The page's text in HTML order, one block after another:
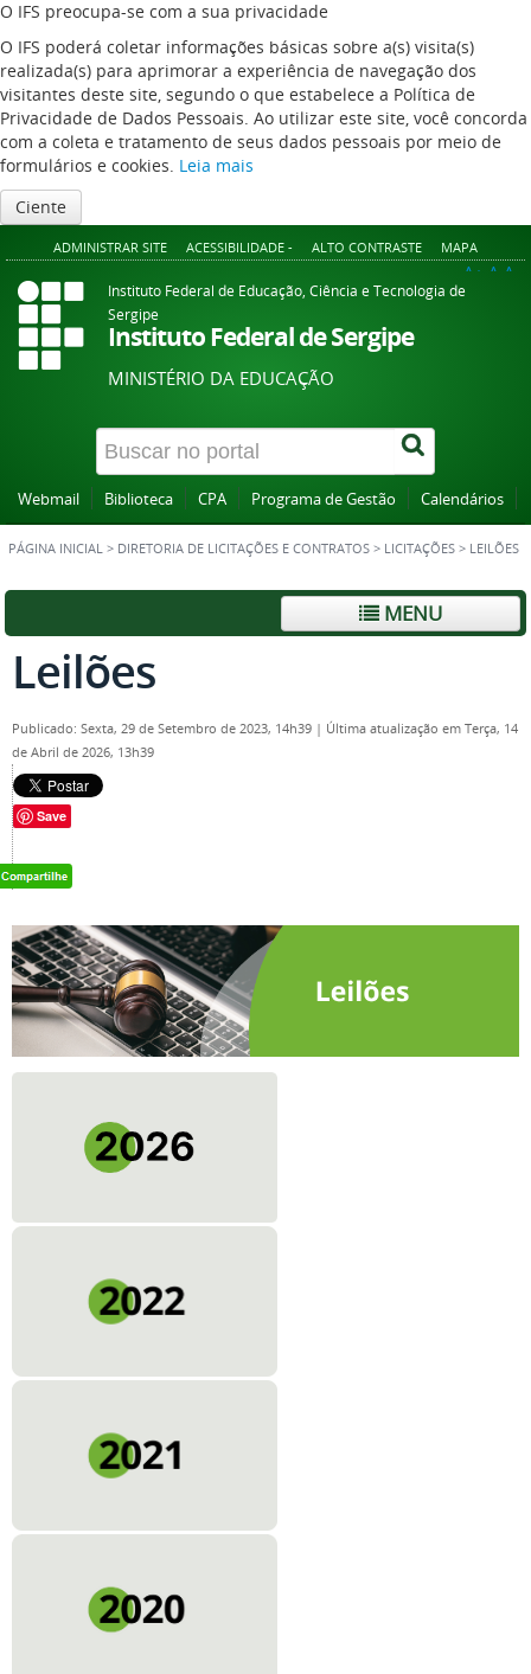
O IFS preocupa-se com a sua privacidade
O IFS poderá coletar informações básicas sobre a(s) visita(s)
realizada(s) para aprimorar a experiência de navegação dos
visitantes deste site, segundo o que estabelece a Política de
Privacidade de Dados Pessoais. Ao utilizar este site, você concorda
com a coleta e tratamento de seus dados pessoais por meio de
formulários e cookies. Leia mais
Ciente
ADMINISTRAR SITE ACESSIBILIDADE - ALTO CONTRASTE MAPA
A+ A A-
Instituto Federal de Educação, Ciência e Tecnologia de
Sergipe
Instituto Federal de Sergipe
MINISTÉRIO DA EDUCAÇÃO
Webmail Biblioteca CPA Programa de Gestão Calendários
PÁGINA INICIAL > DIRETORIA DE LICITAÇÕES E CONTRATOS > LICITAÇÕES > LEILÕES
MENU
Leilões
Publicado: Sexta, 29 de Setembro de 2023, 14h39 | Última atualização em Terça, 14
de Abril de 2026, 13h39
Save